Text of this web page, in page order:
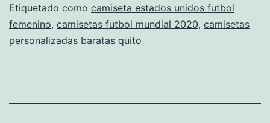
camisetas
de
Etiquetado como camiseta estados unidos futbol
femenino, camisetas futbol mundial 2020, camisetas
personalizadas baratas quito